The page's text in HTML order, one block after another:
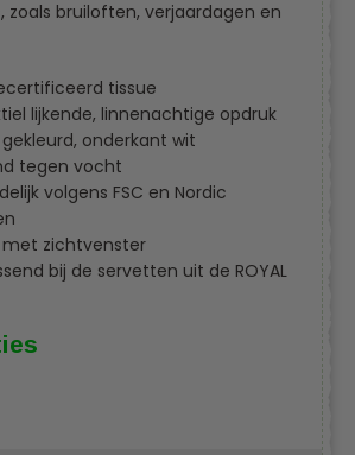
zoals bruiloften, verjaardagen en
tissue
lijkende, linnenachtige opdruk
onderkant wit
tegen vocht
volgens FSC en Nordic
met zichtvenster
bij de servetten uit de ROYAL